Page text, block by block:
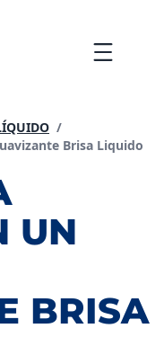
/
Brisa Liquido
UN
BRISA